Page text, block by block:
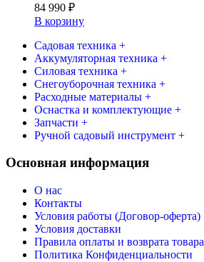
84 990 ₽
В корзину
Садовая техника +
Аккумуляторная техника +
Силовая техника +
Снегоуборочная техника +
Расходные материалы +
Оснастка и комплектующие +
Запчасти +
Ручной садовый инструмент +
Основная информация
О нас
Контакты
Условия работы (Договор-оферта)
Условия доставки
Правила оплаты и возврата товара
Политика Конфиденциальности